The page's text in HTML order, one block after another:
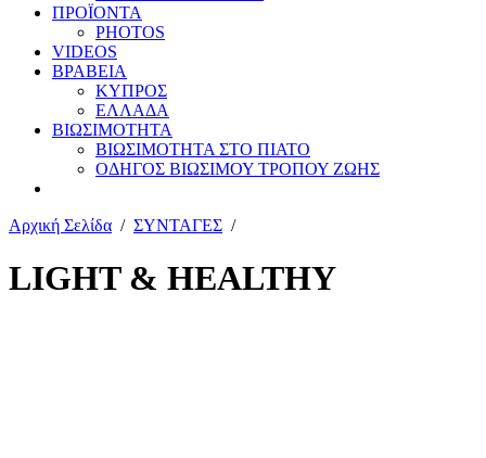
ΠΡΟΪΟΝΤΑ
PHOTOS
VIDEOS
ΒΡΑΒΕΙΑ
ΚΥΠΡΟΣ
ΕΛΛΑΔΑ
ΒΙΩΣΙΜΟΤΗΤΑ
ΒΙΩΣΙΜΟΤΗΤΑ ΣΤΟ ΠΙΑΤΟ
ΟΔΗΓΟΣ ΒΙΩΣΙΜΟΥ ΤΡΟΠΟΥ ΖΩΗΣ
Αρχική Σελίδα / ΣΥΝΤΑΓΕΣ /
LIGHT & HEALTHY